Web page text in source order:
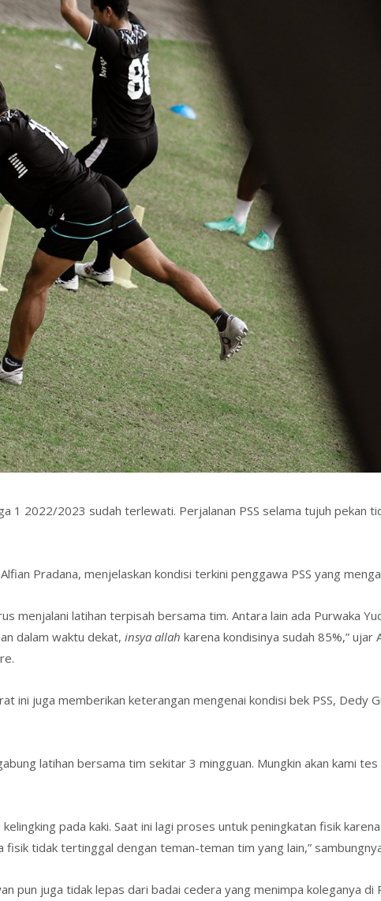
1 2022/2023 sudah terlewati. Perjalanan PSS selama tujuh pekan
Pradana, menjelaskan kondisi terkini penggawa PSS yang
menjalani latihan terpisah bersama tim. Antara lain ada Purwaka
dalam waktu dekat, insya allah karena kondisinya sudah 85%,” ujar
ini juga memberikan keterangan mengenai kondisi bek PSS, Dedy
latihan bersama tim sekitar 3 mingguan. Mungkin akan kami
pada kaki. Saat ini lagi proses untuk peningkatan fisik
fisik tidak tertinggal dengan teman-teman tim yang lain,”
pun juga tidak lepas dari badai cedera yang menimpa koleganya di